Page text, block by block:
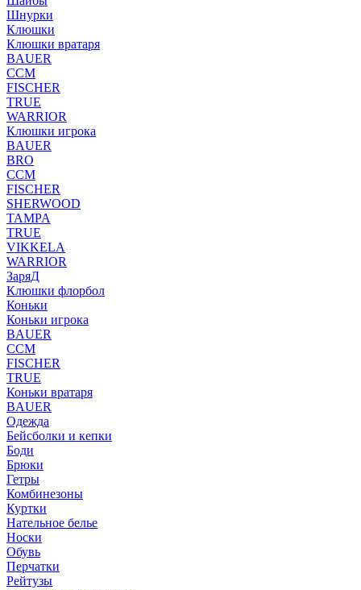
Шнурки
Клюшки
Клюшки вратаря
BAUER
CCM
FISCHER
TRUE
WARRIOR
Клюшки игрока
BAUER
BRO
CCM
FISCHER
SHERWOOD
TAMPA
TRUE
VIKKELA
WARRIOR
ЗаряД
Клюшки флорбол
Коньки
Коньки игрока
BAUER
CCM
FISCHER
TRUE
Коньки вратаря
BAUER
Одежда
Бейсболки и кепки
Боди
Брюки
Гетры
Комбинезоны
Куртки
Нательное белье
Носки
Обувь
Перчатки
Рейтузы